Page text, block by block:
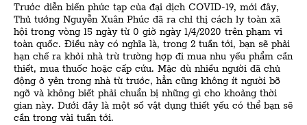
Trước diễn biến phức tạp của đại dịch COVID-19, mới đây,
Thủ tướng Nguyễn Xuân Phúc đã ra chỉ thị cách ly toàn xã
hội trong vòng 15 ngày từ 0 giờ ngày 1/4/2020 trên phạm vi
toàn quốc. Điều này có nghĩa là, trong 2 tuần tới, bạn sẽ phải
hạn chế ra khỏi nhà trừ trường hợp đi mua nhu yếu phẩm cần
thiết, mua thuốc hoặc cấp cứu. Mặc dù nhiều người đã chủ
động ở yên trong nhà từ trước, hẳn cũng không ít người bỡ
ngỡ và không biết phải chuẩn bị những gì cho khoảng thời
gian này. Dưới đây là một số vật dụng thiết yếu có thể bạn sẽ
cần trong vài tuần tới.